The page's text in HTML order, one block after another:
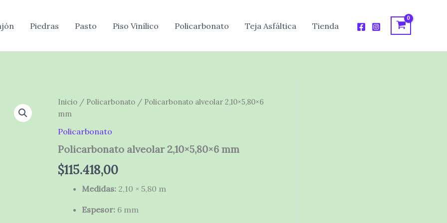
Piedras Pasto Piso Vinílico Policarbonato Teja Asfáltica Tienda
Inicio/ Policarbonato/ Policarbonato alveolar 2,10×5,80×6
mm
Policarbonato
Policarbonato alveolar 2,10×5,80×6 mm
$115.418,00
Medidas:2,10 × 5,80 m
Espesor:6 mm